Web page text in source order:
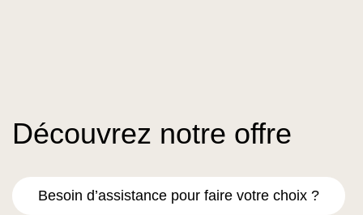
Découvrez notre offre
Besoin d’assistance pour faire votre choix ?